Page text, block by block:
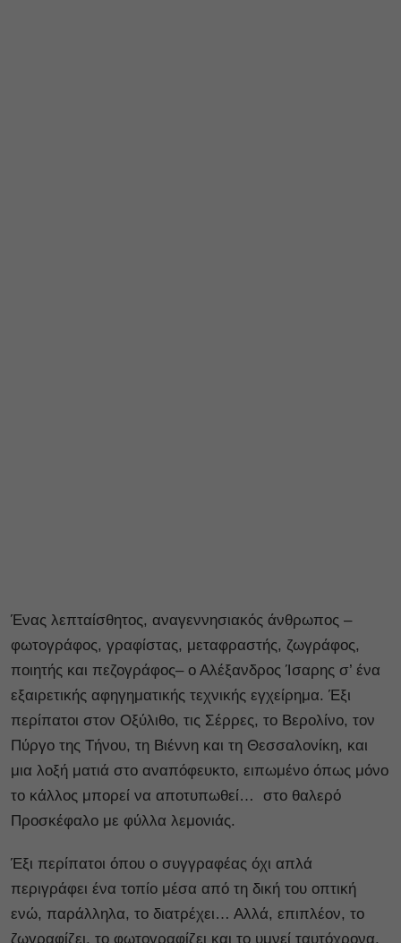
Ένας λεπταίσθητος, αναγεννησιακός άνθρωπος –
φωτογράφος, γραφίστας, μεταφραστής, ζωγράφος,
ποιητής και πεζογράφος– ο Αλέξανδρος Ίσαρης σ’ ένα
εξαιρετικής αφηγηματικής τεχνικής εγχείρημα. Έξι
περίπατοι στον Οξύλιθο, τις Σέρρες, το Βερολίνο, τον
Πύργο της Τήνου, τη Βιέννη και τη Θεσσαλονίκη, και
μια λοξή ματιά στο αναπόφευκτο, ειπωμένο όπως μόνο
το κάλλος μπορεί να αποτυπωθεί… στο θαλερό
Προσκέφαλο με φύλλα λεμονιάς.
Έξι περίπατοι όπου ο συγγραφέας όχι απλά
περιγράφει ένα τοπίο μέσα από τη δική του οπτική
ενώ, παράλληλα, το διατρέχει… Αλλά, επιπλέον, το
ζωγραφίζει, το φωτογραφίζει και το υμνεί ταυτόχρονα,